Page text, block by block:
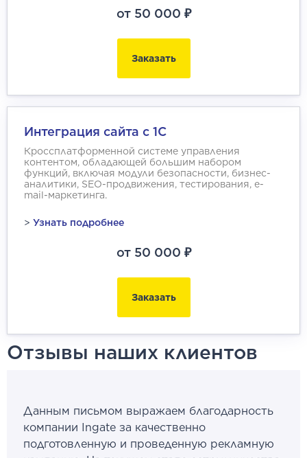
от 50 000 ₽
Заказать
Интеграция сайта с 1С
Кроссплатформенной системе управления
контентом, обладающей большим набором
функций, включая модули безопасности, бизнес-
аналитики, SEO-продвижения, тестирования, e-
mail-маркетинга.
> Узнать подробнее
от 50 000 ₽
Заказать
Отзывы наших клиентов
Данным письмом выражаем благодарность
компании Ingate за качественно
подготовленную и проведенную рекламную